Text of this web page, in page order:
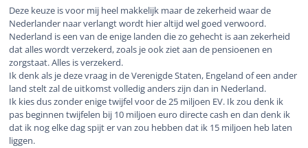
Deze keuze is voor mij heel makkelijk maar de zekerheid waar de
Nederlander naar verlangt wordt hier altijd wel goed verwoord.
Nederland is een van de enige landen die zo gehecht is aan zekerheid
dat alles wordt verzekerd, zoals je ook ziet aan de pensioenen en
zorgstaat. Alles is verzekerd.
Ik denk als je deze vraag in de Verenigde Staten, Engeland of een ander
land stelt zal de uitkomst volledig anders zijn dan in Nederland.
Ik kies dus zonder enige twijfel voor de 25 miljoen EV. Ik zou denk ik
pas beginnen twijfelen bij 10 miljoen euro directe cash en dan denk ik
dat ik nog elke dag spijt er van zou hebben dat ik 15 miljoen heb laten
liggen.